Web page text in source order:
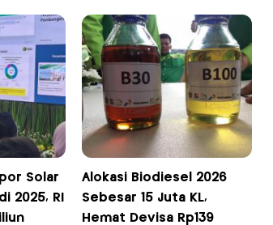
Solar
2025, RI
Alokasi Biodiesel 2026
Sebesar 15 Juta KL,
Hemat Devisa Rp139